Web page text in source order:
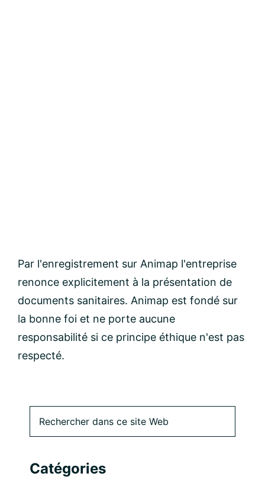
Par l'enregistrement sur Animap l'entreprise
renonce explicitement à la présentation de
documents sanitaires. Animap est fondé sur
la bonne foi et ne porte aucune
responsabilité si ce principe éthique n'est pas
respecté.
Barre
latérale
principale
dans
Web
Catégories